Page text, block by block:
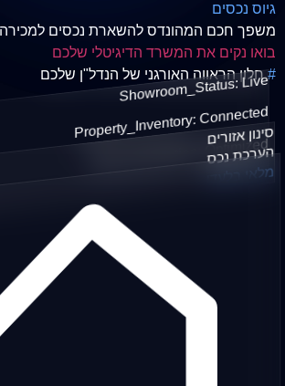
גיוס נכסים
משפך חכם המהונדס להשארת נכסים למכירה
בואו נקים את המשרד הדיגיטלי שלכם
#חלון הראווה האורגני של הנדל"ן שלכם
Showroom_Status: Live
Property_Inventory: Connected
Lead_Generation: Optimized
סינון אזורים
הערכת נכס
מלאי בלעדי